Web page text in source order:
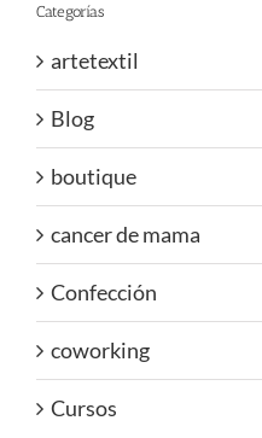
Categorías
artetextil
Blog
boutique
cancer de mama
Confección
coworking
Cursos